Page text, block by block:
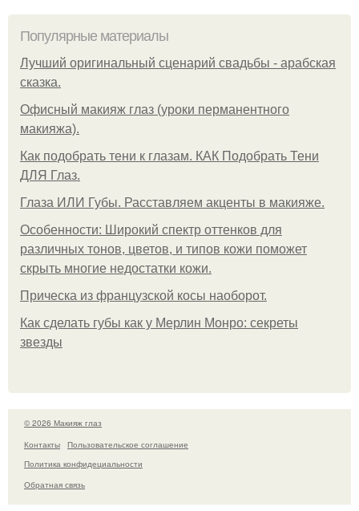
Популярные материалы
Лучший оригинальный сценарий свадьбы - арабская
сказка.
Офисный макияж глаз (уроки перманентного
макияжа).
Как подобрать тени к глазам. КАК Подобрать Тени
ДЛЯ Глаз.
Глаза ИЛИ Губы. Расставляем акценты в макияже.
Особенности: Широкий спектр оттенков для
различных тонов, цветов, и типов кожи поможет
скрыть многие недостатки кожи.
Прическа из французской косы наоборот.
Как сделать губы как у Мерлин Монро: секреты
звезды
© 2026 Макияж глаз
Контакты
Пользовательское соглашение
Политика конфидециальности
Обратная связь